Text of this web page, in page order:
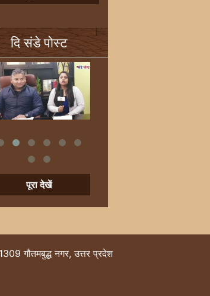
दि संडे पोस्ट
पूरा देखें
गौतमबुद्ध नगर, उत्तर प्रदेश